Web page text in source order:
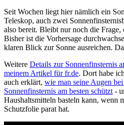
Seit Wochen liegt hier nämlich ein
Teleskop, auch zwei
also bereit. Bleibt nur noch die Frage,
Bisher ist die Vorhersage
klaren Blick zur Sonne ausreichen.
Weitere Details zur Sonnenfinsternis
meinem Artikel für fr.de. Dort habe
auch erklärt, wie man seine Augen
Sonnenfinsternis am besten schützt -
Haushaltsmitteln basteln kann, wenn
Schutzfolie parat hat.